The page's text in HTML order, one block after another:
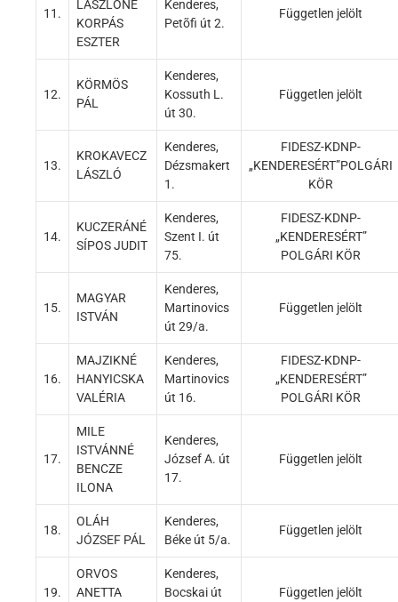
11.
LÁSZLÓNÉ
KORPÁS
ESZTER
Kenderes,
Petõfi út 2.
Független jelölt
12.
KÖRMÖS
PÁL
Kenderes,
Kossuth L.
út 30.
Független jelölt
13.
KROKAVECZ
LÁSZLÓ
Kenderes,
Dézsmakert
1.
FIDESZ-KDNP-
„KENDERESÉRT”POLGÁRI
KÖR
14.
KUCZERÁNÉ
SÍPOS JUDIT
Kenderes,
Szent I. út
75.
FIDESZ-KDNP-
„KENDERESÉRT”
POLGÁRI KÖR
15.
MAGYAR
ISTVÁN
Kenderes,
Martinovics
út 29/a.
Független jelölt
16.
MAJZIKNÉ
HANYICSKA
VALÉRIA
Kenderes,
Martinovics
út 16.
FIDESZ-KDNP-
„KENDERESÉRT”
POLGÁRI KÖR
17.
MILE
ISTVÁNNÉ
BENCZE
ILONA
Kenderes,
József A. út
17.
Független jelölt
18.
OLÁH
JÓZSEF PÁL
Kenderes,
Béke út 5/a.
Független jelölt
19.
ORVOS
ANETTA
Kenderes,
Bocskai út
Független jelölt